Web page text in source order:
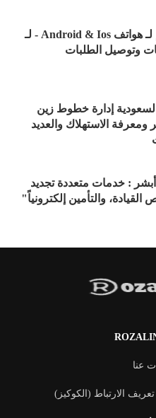
تطبيق كريم لـ هواتف Android & Ios - لـ
وتوصيل الطلبات
إدارة خطوط زين
ومعرفة الاستهلاك والعديد
: خدمات متعددة تجديد
القيادة، والتأمين إلكترونياً"
عنا
الارتباط (الكوكيز)